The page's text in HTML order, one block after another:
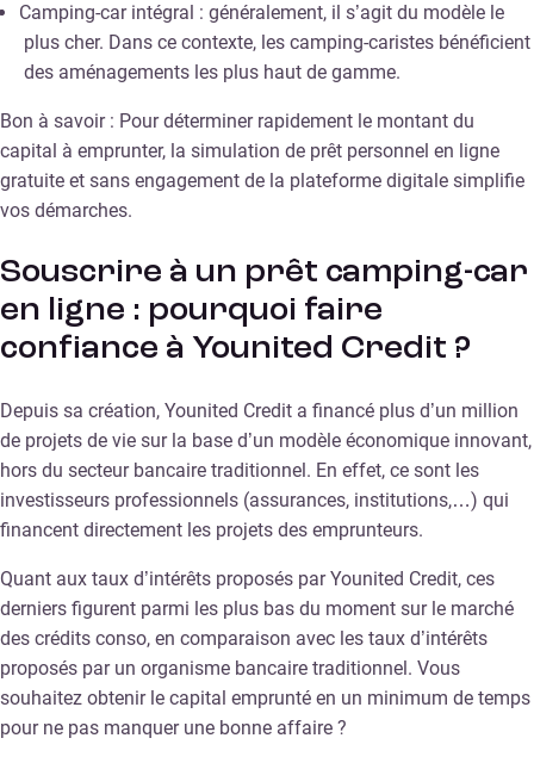
Camping-car intégral : généralement, il s’agit du modèle le
plus cher. Dans ce contexte, les camping-caristes bénéficient
des aménagements les plus haut de gamme.
Bon à savoir : Pour déterminer rapidement le montant du
capital à emprunter, la simulation de prêt personnel en ligne
gratuite et sans engagement de la plateforme digitale simplifie
vos démarches.
Souscrire à un prêt camping-car
en ligne : pourquoi faire
confiance à Younited Credit ?
Depuis sa création, Younited Credit a financé plus d’un million
de projets de vie sur la base d’un modèle économique innovant,
hors du secteur bancaire traditionnel. En effet, ce sont les
investisseurs professionnels (assurances, institutions,…) qui
financent directement les projets des emprunteurs.
Quant aux taux d’intérêts proposés par Younited Credit, ces
derniers figurent parmi les plus bas du moment sur le marché
des crédits conso, en comparaison avec les taux d’intérêts
proposés par un organisme bancaire traditionnel. Vous
souhaitez obtenir le capital emprunté en un minimum de temps
pour ne pas manquer une bonne affaire ?